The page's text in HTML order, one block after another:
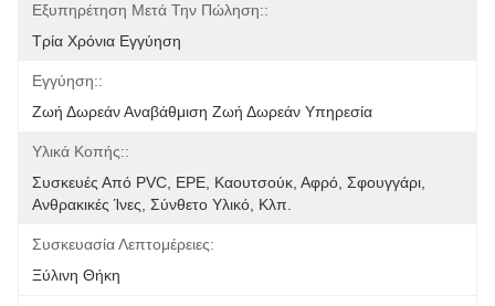
Εξυπηρέτηση Μετά Την Πώληση::
Τρία Χρόνια Εγγύηση
Εγγύηση::
Ζωή Δωρεάν Αναβάθμιση Ζωή Δωρεάν Υπηρεσία
Υλικά Κοπής::
Συσκευές Από PVC, EPE, Καουτσούκ, Αφρό, Σφουγγάρι,
Ανθρακικές Ίνες, Σύνθετο Υλικό, Κλπ.
Συσκευασία Λεπτομέρειες:
Ξύλινη Θήκη